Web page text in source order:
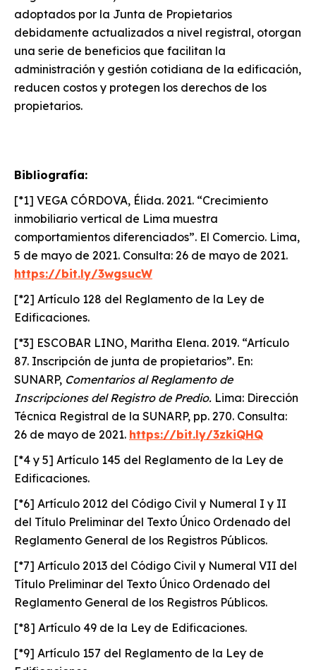
adoptados por la Junta de Propietarios
debidamente actualizados a nivel registral, otorgan
una serie de beneficios que facilitan la
administración y gestión cotidiana de la edificación,
reducen costos y protegen los derechos de los
propietarios.
Bibliografía:
[*1] VEGA CÓRDOVA, Élida. 2021. “Crecimiento
inmobiliario vertical de Lima muestra
comportamientos diferenciados”. El Comercio. Lima,
5 de mayo de 2021. Consulta: 26 de mayo de 2021.
https://bit.ly/3wgsucW
[*2] Artículo 128 del Reglamento de la Ley de
Edificaciones.
[*3] ESCOBAR LINO, Maritha Elena. 2019. “Artículo
87. Inscripción de junta de propietarios”. En:
SUNARP, Comentarios al Reglamento de
Inscripciones del Registro de Predio. Lima: Dirección
Técnica Registral de la SUNARP, pp. 270. Consulta:
26 de mayo de 2021. https://bit.ly/3zkiQHQ
[*4 y 5] Artículo 145 del Reglamento de la Ley de
Edificaciones.
[*6] Artículo 2012 del Código Civil y Numeral I y II
del Título Preliminar del Texto Único Ordenado del
Reglamento General de los Registros Públicos.
[*7] Artículo 2013 del Código Civil y Numeral VII del
Título Preliminar del Texto Único Ordenado del
Reglamento General de los Registros Públicos.
[*8] Artículo 49 de la Ley de Edificaciones.
[*9] Artículo 157 del Reglamento de la Ley de